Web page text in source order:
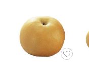
テキスト注文サイトを表
お問い合わせ
衣料品